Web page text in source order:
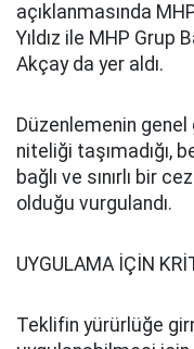
açıklanmasında
Yıldız ile MHP Grup
Akçay da yer aldı.
Düzenlemenin
niteliği taşımadığı,
bağlı ve sınırlı bir
olduğu vurgulandı.
UYGULAMA İÇİN
Teklifin yürürlüğe